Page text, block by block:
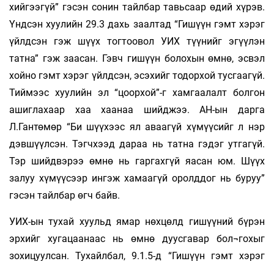
хийгээгүй” гэсэн сонин тайлбар тавьсаар өдий хүрэв.
Үндсэн хуулийн 29.3 дахь заалтад “Гишүүн гэмт хэрэг
үйлдсэн гэж шүүх тогтоовол УИХ түүнийг эгүүлэн
татна” гэж заасан. Гэвч гишүүн болохын өмнө, эсвэл
хойно гэмт хэрэг үйлдсэн, эсэхийг тодорхой тусгаагүй.
Тиймээс хуулийн эл “цоорхой”-г хамгаалалт болгон
ашиглахаар хаа хаанаа шийджээ. АН-ын дарга
Л.Гантөмөр “Би шүүхээс ял аваагүй хүмүүсийг л нэр
дэвшүүлсэн. Тэгчхээд дараа нь татна гэдэг утгагүй.
Тэр шийдвэрээ өмнө нь гаргахгүй яасан юм. Шүүх
залуу хүмүүсээр ингэж хамаагүй оролддог нь буруу”
гэсэн тайлбар өгч байв.
УИХ-ын тухай хуульд ямар нөхцөлд гишүүний бүрэн
эрхийг хугацаанаас нь өмнө дуусгавар бол¬гохыг
зохицуулсан. Тухайлбал, 9.1.5-д “Гишүүн гэмт хэрэг